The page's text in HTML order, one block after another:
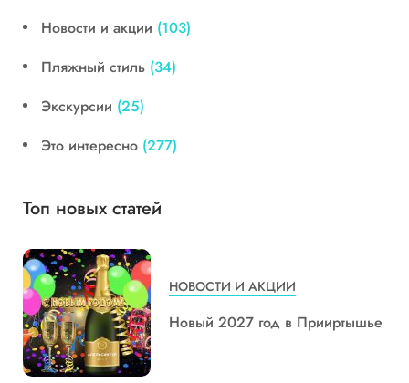
Новости и акции (103)
Пляжный стиль (34)
Экскурсии (25)
Это интересно (277)
Топ новых статей
НОВОСТИ И АКЦИИ
Новый 2027 год в Прииртышье